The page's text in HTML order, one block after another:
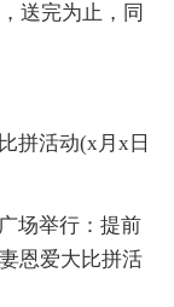
送完为止，同
拼活动(x月x日
场举行：提前
恩爱大比拼活